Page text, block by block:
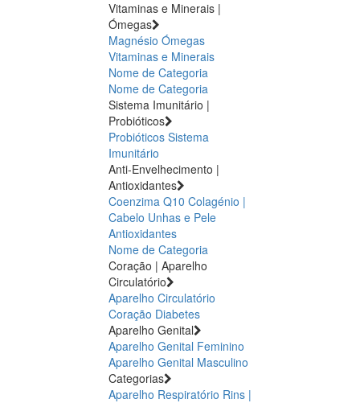
Vitaminas e Minerais |
Ómegas
Magnésio Ómegas
Vitaminas e Minerais
Nome de Categoria
Nome de Categoria
Sistema Imunitário |
Probióticos
Probióticos Sistema
Imunitário
Anti-Envelhecimento |
Antioxidantes
Coenzima Q10 Colagénio |
Cabelo Unhas e Pele
Antioxidantes
Nome de Categoria
Coração | Aparelho
Circulatório
Aparelho Circulatório
Coração Diabetes
Aparelho Genital
Aparelho Genital Feminino
Aparelho Genital Masculino
Categorias
Aparelho Respiratório Rins |